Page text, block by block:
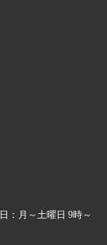
：月～土曜日 9時～